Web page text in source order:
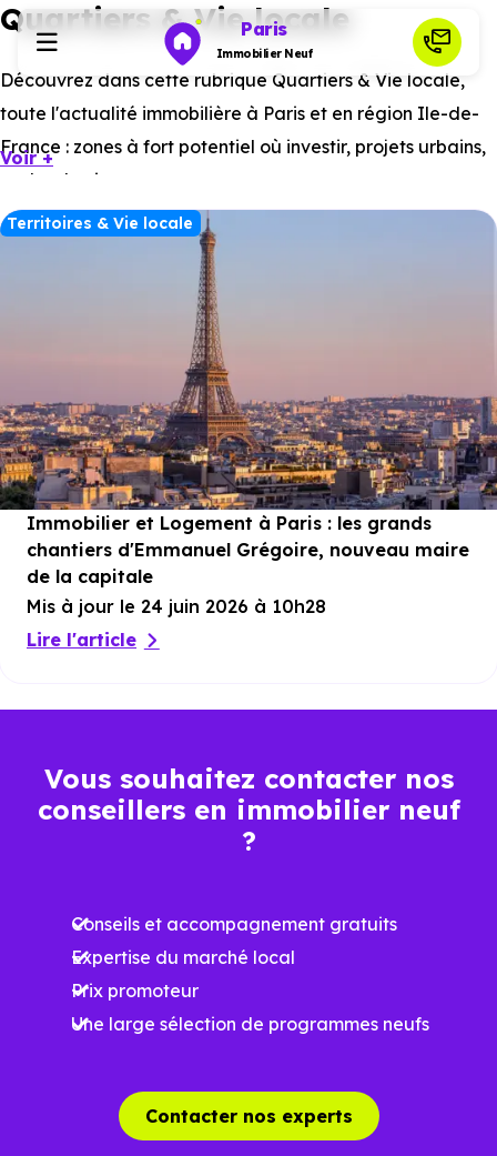
Paris
Immobilier Neuf
Programmes neufs
Habiter
Ressources
Financer
Quartiers & Vie locale
Découvrez dans cette rubrique Quartiers & Vie locale,
toute l'actualité immobilière à Paris et en région Ile-de-
France : zones à fort potentiel où investir, projets urbains,
cadre de vie, etc.
Voir +
Territoires & Vie locale
Immobilier et Logement à Paris : les grands
chantiers d'Emmanuel Grégoire, nouveau maire
de la capitale
Mis à jour le 24 juin 2026 à 10h28
Lire l'article
Vous souhaitez contacter nos
conseillers en immobilier neuf
?
Conseils et accompagnement gratuits
Expertise du marché local
Prix promoteur
Une large sélection de programmes neufs
Contacter nos experts